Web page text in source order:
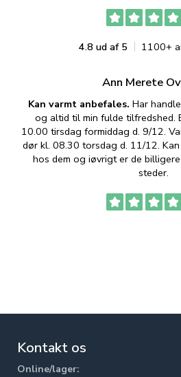
4.8 ud af 5 1100+
Ann Merete
Kan varmt anbefales. Har
og altid til min fulde tilfredshed.
10.00 tirsdag formiddag d. 9/12.
dør kl. 08.30 torsdag d. 11/12.
hos dem og iøvrigt er de
steder.
Kontakt os
Online/lager: